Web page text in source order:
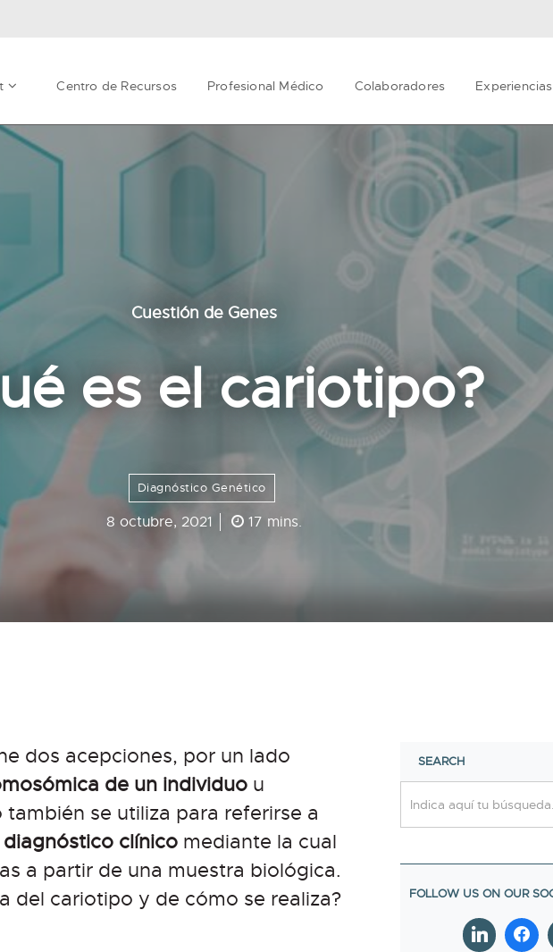
Centro de Recursos Profesional Médico Colaboradores Experiencias
Cuestión de Genes
es el cariotipo?
Diagnóstico Genético
8 octubre, 2021 17 mins.
dos acepciones, por un lado
de un individuo u
se utiliza para referirse a
clínico mediante la cual
a partir de una muestra biológica.
del cariotipo y de cómo se realiza?
SEARCH